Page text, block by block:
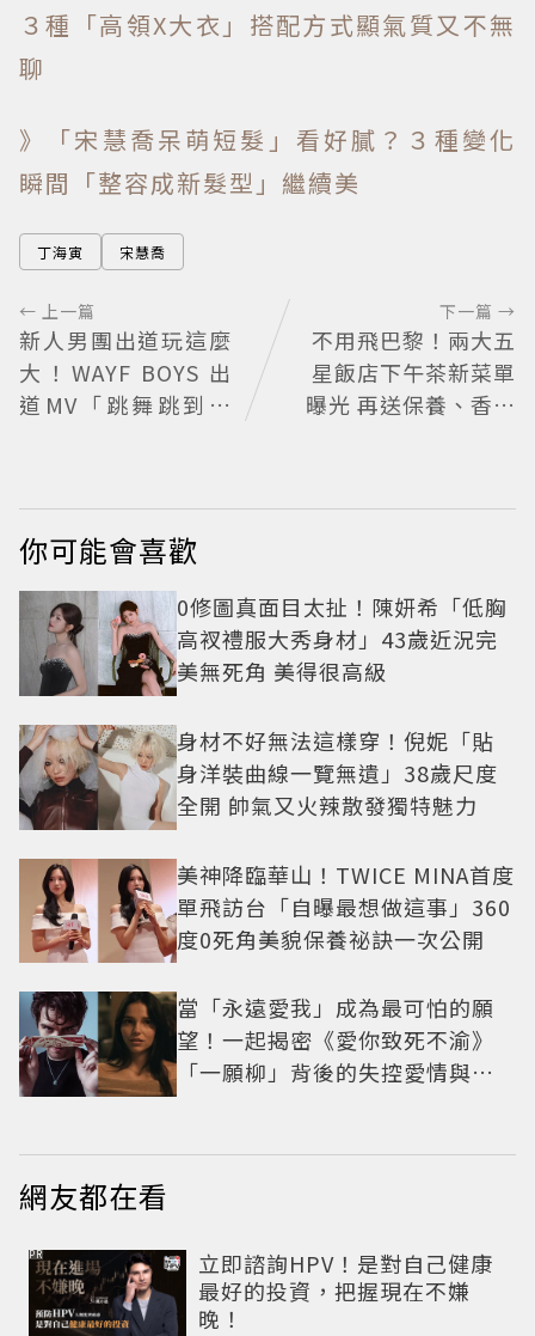
３種「高領X大衣」搭配方式顯氣質又不無
聊
》「宋慧喬呆萌短髮」看好膩？３種變化
瞬間「整容成新髮型」繼續美
丁海寅 宋慧喬
← 上一篇
新人男團出道玩這麼
大！WAYF BOYS 出
道MV「跳舞跳到集
下一篇 →
不用飛巴黎！兩大五
星飯店下午茶新菜單
曝光 再送保養、香氛
你可能會喜歡
0修圖真面目太扯！陳妍希「低胸
高衩禮服大秀身材」43歲近況完
美無死角 美得很高級
身材不好無法這樣穿！倪妮「貼
身洋裝曲線一覽無遺」38歲尺度
全開 帥氣又火辣散發獨特魅力
美神降臨華山！TWICE MINA首度
單飛訪台「自曝最想做這事」360
度0死角美貌保養祕訣一次公開
當「永遠愛我」成為最可怕的願
望！一起揭密《愛你致死不渝》
「一願柳」背後的失控愛情與爆
網友都在看
立即諮詢HPV！是對自己健康
最好的投資，把握現在不嫌
晚！
PR